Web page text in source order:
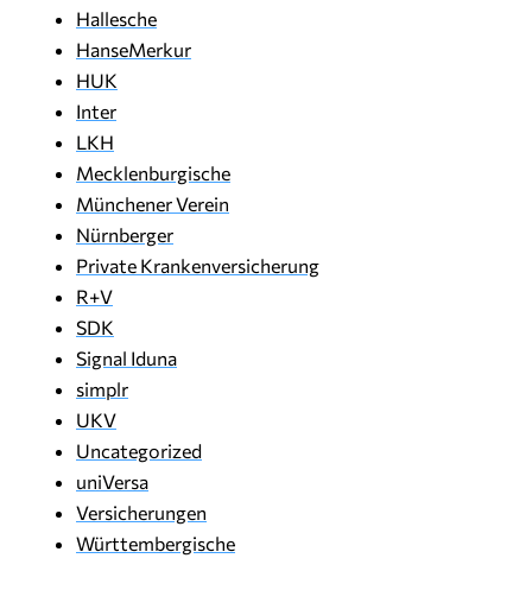
Hallesche
HanseMerkur
HUK
Inter
LKH
Mecklenburgische
Münchener Verein
Nürnberger
Private Krankenversicherung
R+V
SDK
Signal Iduna
simplr
UKV
Uncategorized
uniVersa
Versicherungen
Württembergische